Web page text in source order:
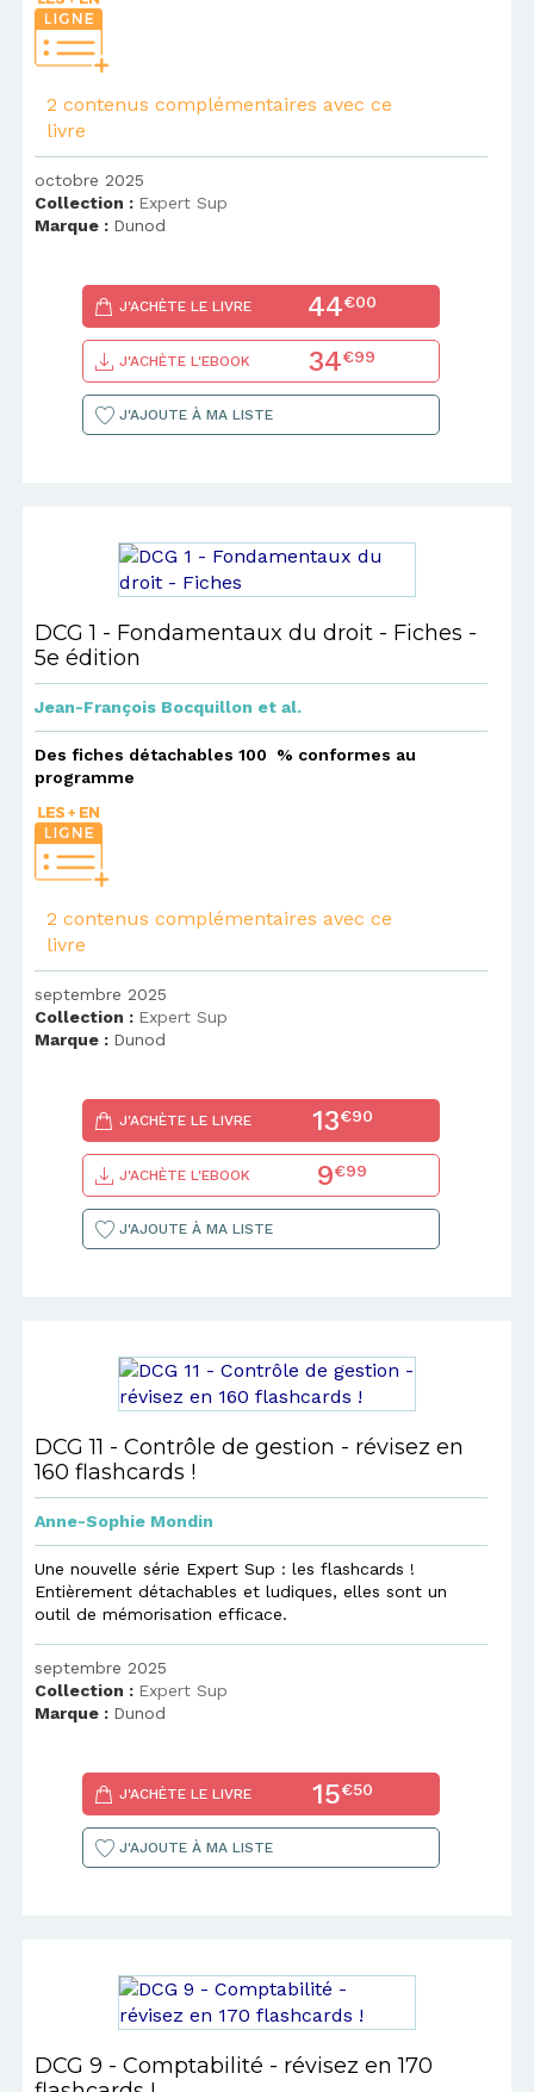
2 contenus complémentaires avec ce
livre
octobre 2025
Collection : Expert Sup
Marque : Dunod
J'ACHÈTE LE LIVRE 44€00
J'ACHÈTE L'EBOOK 34€99
J'AJOUTE À MA LISTE
DCG 1 - Fondamentaux du droit - Fiches -
5e édition
Jean-François Bocquillon et al.
Des fiches détachables 100 % conformes au
programme
2 contenus complémentaires avec ce
livre
septembre 2025
Collection : Expert Sup
Marque : Dunod
J'ACHÈTE LE LIVRE 13€90
J'ACHÈTE L'EBOOK 9€99
J'AJOUTE À MA LISTE
DCG 11 - Contrôle de gestion - révisez en
160 flashcards !
Anne-Sophie Mondin
Une nouvelle série Expert Sup : les flashcards !
Entièrement détachables et ludiques, elles sont un
outil de mémorisation efficace.
septembre 2025
Collection : Expert Sup
Marque : Dunod
J'ACHÈTE LE LIVRE 15€50
J'AJOUTE À MA LISTE
DCG 9 - Comptabilité - révisez en 170